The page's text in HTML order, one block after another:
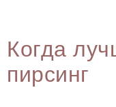
Когда
пирсинг